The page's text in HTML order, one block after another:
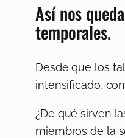
Así nos
temporales.
Desde que los
intensificado,
¿De qué sirven
miembros de la